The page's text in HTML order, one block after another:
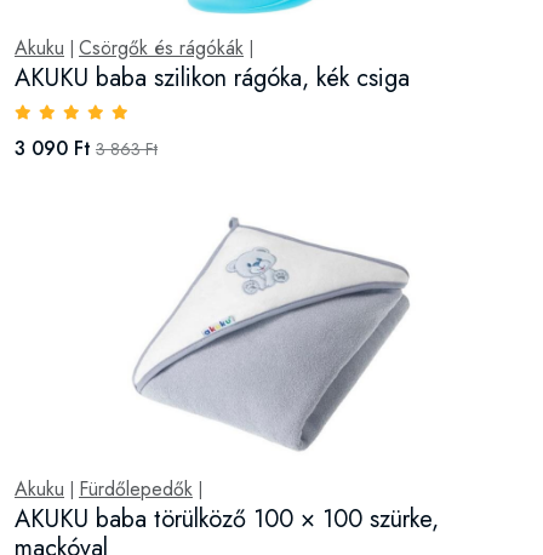
Akuku Csörgők és rágókák
AKUKU baba szilikon rágóka, kék csiga
3 090 Ft 3 863 Ft
Akuku Fürdőlepedők
AKUKU baba törülköző 100 × 100 szürke,